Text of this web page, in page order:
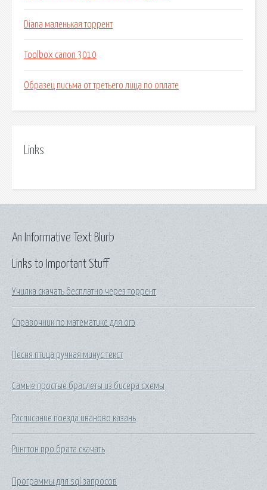
Diana маленькая торрент
Toolbox canon 3010
Образец письма от третьего лица по оплате
Links
Links to Important Stuff
Училка скачать бесплатно через торрент
Справочник по математике для огэ
Песня птица ручная минус текст
Самые простые браслеты из бисера схемы
Расписание поезда иваново казань
Рингтон про брата скачать
Программы для sql запросов
An Informative Text Blurb